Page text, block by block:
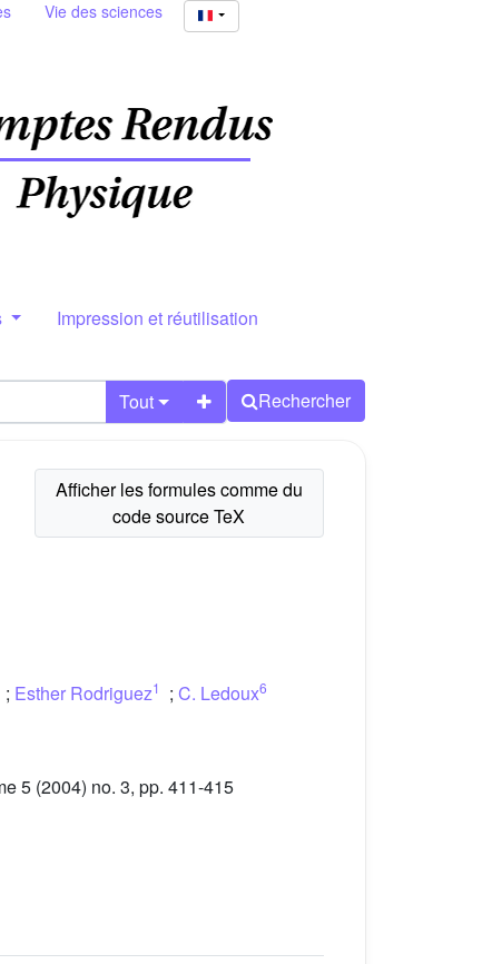
Vie des sciences
Impression et réutilisation
Tout Rechercher
; Esther Rodriguez1 ; C. Ledoux6
5 (2004) no. 3, pp. 411-415